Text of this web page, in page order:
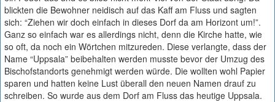
blickten die Bewohner neidisch auf das Kaff am Fluss und sagten
sich: “Ziehen wir doch einfach in dieses Dorf da am Horizont um!”.
Ganz so einfach war es allerdings nicht, denn die Kirche hatte, wie
so oft, da noch ein Wörtchen mitzureden. Diese verlangte, dass der
Name “Uppsala” beibehalten werden musste bevor der Umzug des
Bischofstandorts genehmigt werden würde. Die wollten wohl Papier
sparen und hatten keine Lust überall den neuen Namen drauf zu
schreiben. So wurde aus dem Dorf am Fluss das heutige Uppsala.